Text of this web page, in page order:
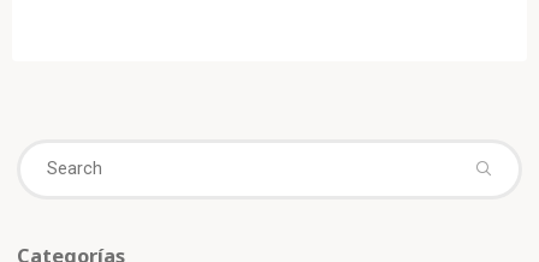
Categorías